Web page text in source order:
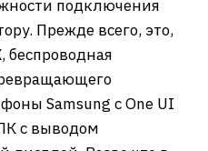
подключения
Прежде всего, это,
беспроводная
Samsung c One UI
с выводом